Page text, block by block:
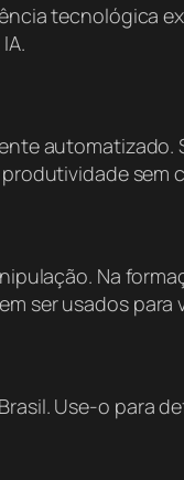
tecnológica
Na
ser usados
Use-o para